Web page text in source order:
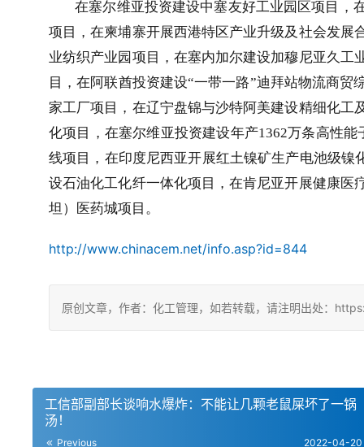
在塞尔维亚投资建设中塞友好工业园区项目，
项目，在柬埔寨开展西港特区产业升级及社会发
业纺织产业园项目，在塞内加尔建设加穆尼亚久
目，在阿联酋投资建设“一带一路”迪拜站物流商
家工厂项目，在辽宁盘锦与沙特阿美建设精细化
化项目，在塞尔维亚投资建设年产1362万条高性能
线项目，在印度尼西亚开展红土镍矿生产电池级镍
设石油化工化纤一体化项目，在肯尼亚开展健康
坦）医药城项目。
http://www.chinacem.net/info.asp?id=844
原创文章，作者：化工管理，如若转载，请注明出处：
工信部副部长谈响水爆炸：不能让几颗老鼠屎坏了一锅
汤！
Previous 2022-04-20